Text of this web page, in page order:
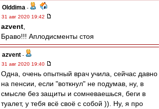
Olddima -
31 авг 2020 19:42
azvent
Браво!!! Аплодисменты стоя
azvent -
31 авг 2020 19:40
Одна, очень опытный врач учила, сейчас давно
на пенсии, если "воткнул" не подумав, ну, в
смысле без защиты и сомневаешься, беги в
туалет, у тебя всё своё с собой )). Ну, я про